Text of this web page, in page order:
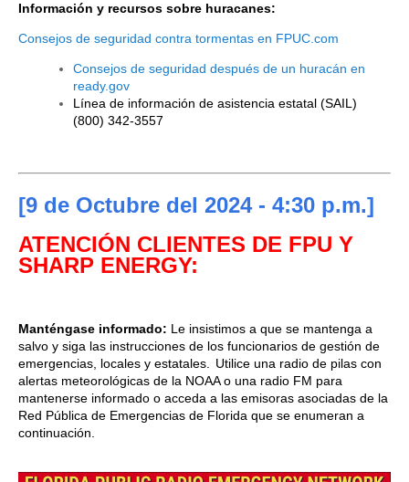
Información y recursos sobre huracanes:
Consejos de seguridad contra tormentas en FPUC.com
Consejos de seguridad después de un huracán en
ready.gov
Línea de información de asistencia estatal (SAIL)
(800) 342-3557
[9 de Octubre del 2024- 4:30 p.m.]
ATENCIÓN CLIENTES DE FPU Y
SHARP ENERGY:
Manténgase informado: Le insistimos a que se mantenga a
salvo y siga las instrucciones de los funcionarios de gestión de
emergencias, locales y estatales. Utilice una radio de pilas con
alertas meteorológicas de la NOAA o una radio FM para
mantenerse informado o acceda a las emisoras asociadas de la
Red Pública de Emergencias de Florida que se enumeran a
continuación.